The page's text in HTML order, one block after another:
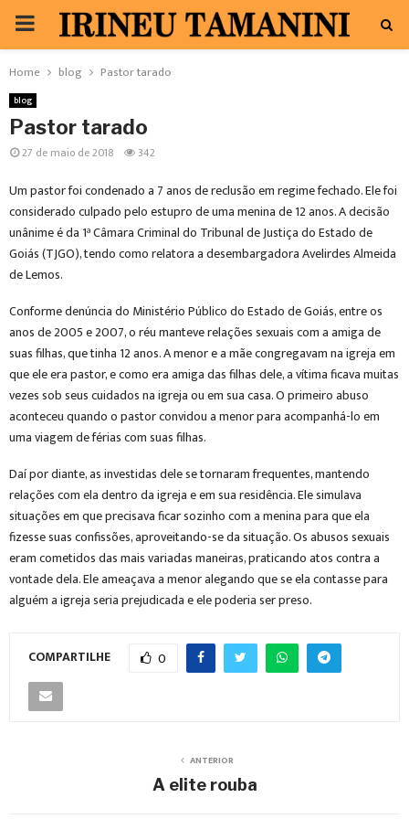
PRIMARY
MENU
Home blog Pastor tarado
blog
Pastor tarado
27 de maio de 2018 342
Um pastor foi condenado a 7 anos de reclusão em regime fechado. Ele foi
considerado culpado pelo estupro de uma menina de 12 anos. A decisão
unânime é da 1ª Câmara Criminal do Tribunal de Justiça do Estado de
Goiás (TJGO), tendo como relatora a desembargadora Avelirdes Almeida
de Lemos.
Conforme denúncia do Ministério Público do Estado de Goiás, entre os
anos de 2005 e 2007, o réu manteve relações sexuais com a amiga de
suas filhas, que tinha 12 anos. A menor e a mãe congregavam na igreja em
que ele era pastor, e como era amiga das filhas dele, a vítima ficava muitas
vezes sob seus cuidados na igreja ou em sua casa. O primeiro abuso
aconteceu quando o pastor convidou a menor para acompanhá-lo em
uma viagem de férias com suas filhas.
Daí por diante, as investidas dele se tornaram frequentes, mantendo
relações com ela dentro da igreja e em sua residência. Ele simulava
situações em que precisava ficar sozinho com a menina para que ela
fizesse suas confissões, aproveitando-se da situação. Os abusos sexuais
eram cometidos das mais variadas maneiras, praticando atos contra a
vontade dela. Ele ameaçava a menor alegando que se ela contasse para
alguém a igreja seria prejudicada e ele poderia ser preso.
COMPARTILHE 0
ANTERIOR
A elite rouba